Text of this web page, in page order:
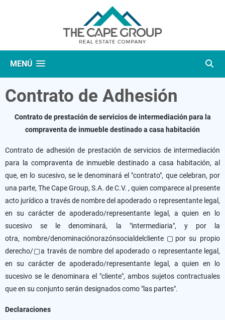
MENÚ
Contrato de Adhesión
Contrato de prestación de servicios de intermediación para la
compraventa de inmueble destinado a casa habitación
Contrato de adhesión de prestación de servicios de intermediación
para la compraventa de inmueble destinado a casa habitación, al
que, en lo sucesivo, se le denominará el "contrato", que celebran, por
una parte, The Cape Group, S.A. de C.V. , quien comparece al presente
acto jurídico a través de nombre del apoderado o representante legal,
en su carácter de apoderado/representante legal, a quien en lo
sucesivo se le denominará, la "intermediaria", y por la
otra, nombre/denominaciónorazónsocialdelcliente ▢por su propio
derecho/▢a través de nombre del apoderado o representante legal,
en su carácter de apoderado/representante legal, a quien en lo
sucesivo se le denominara el "cliente", ambos sujetos contractuales
que en su conjunto serán designados como "las partes".
Declaraciones